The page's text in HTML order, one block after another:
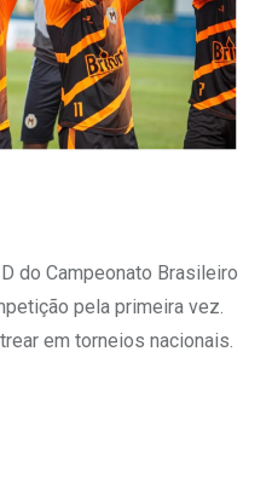
do Campeonato Brasileiro
pela primeira vez.
em torneios nacionais.